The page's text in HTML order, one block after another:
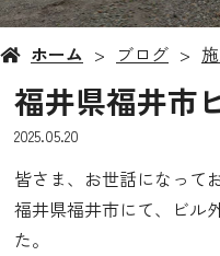
ホーム ブログ
福井県福井市
2025.05.20
皆さま、お世話になって
福井県福井市にて、ビル
た。